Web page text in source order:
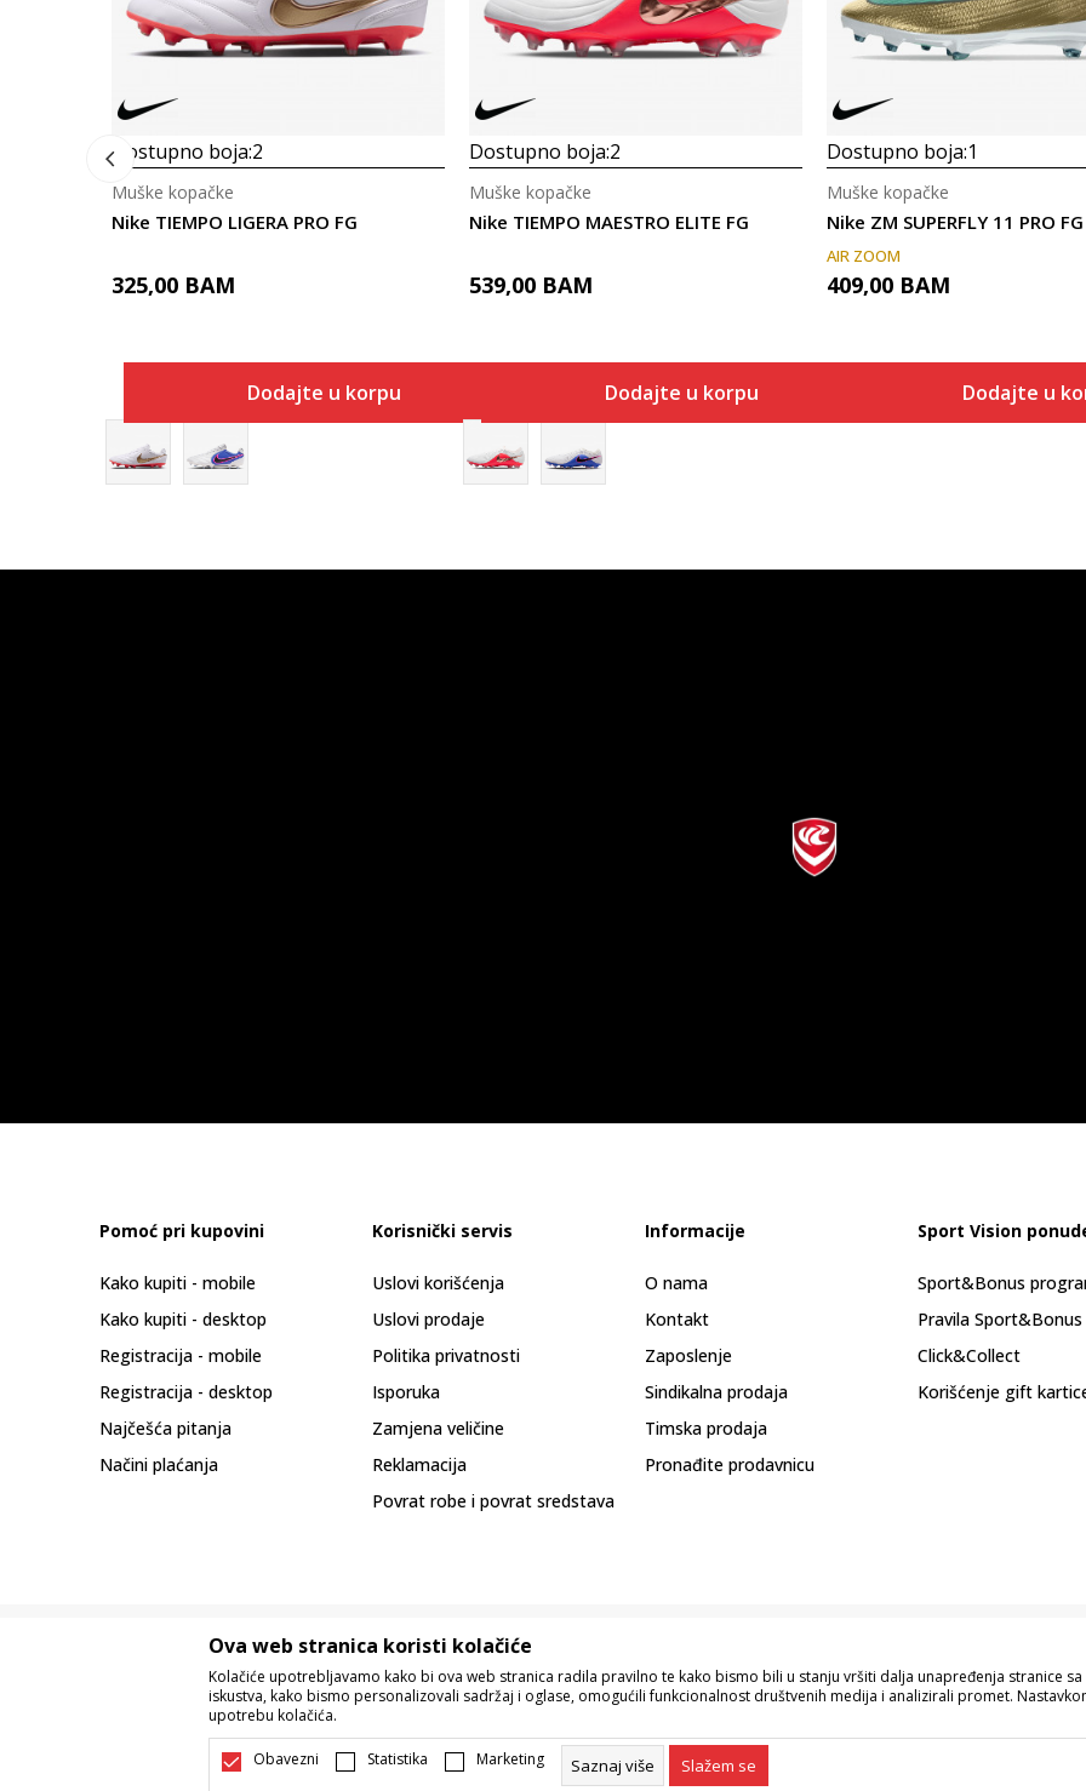
Dostupno boja:2
Nike TIEMPO LIGERA PRO FG
Muške kopačke
325,00 BAM
Dodajte u korpu
Dostupno boja:2
Nike TIEMPO MAESTRO ELITE FG
Muške kopačke
539,00 BAM
Dodajte u korpu
Dostupno boja:1
Nike ZM SUPERFLY 11 PRO
Muške kopačke
AIR ZOOM
409,00 BAM
Dodajte u
Pomoć pri kupovini
Kako kupiti - mobile
Kako kupiti - desktop
Registracija - mobile
Registracija - desktop
Najčešća pitanja
Načini plaćanja
Korisnički servis
Uslovi korišćenja
Uslovi prodaje
Politika privatnosti
Isporuka
Zamjena veličine
Reklamacija
Povrat robe i povrat sredstava
Informacije
O nama
Kontakt
Zaposlenje
Sindikalna prodaja
Timska prodaja
Pronađite prodavnicu
Sport Vision
Sport&Bonus
Pravila
Click&Collect
Korišćenje gift
Nastojimo da budemo što precizniji u opisu proizvoda, prikazu slika i samih cijena, ali ne možemo garantovati da su
Svi artikli prikazani na sajtu su dio naše ponude i ne podrazumijeva da su dostupni u svakom trenutku.
Ova web stranica koristi kolačiće
Kolačiće upotrebljavamo kako bi ova web stranica radila pravilno te kako bismo bili u stanju vršiti dalja unapređenja stranice
iskustva, kako bismo personalizovali sadržaj i oglase, omogućili funkcionalnost društvenih medija i analizirali promet.
upotrebu kolačića.
Obavezni Statistika Marketing Saznaj više Slažem se